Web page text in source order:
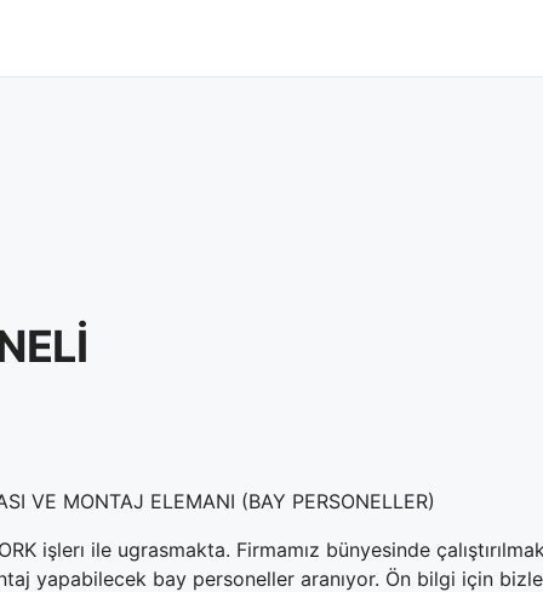
VE MONTAJ ELEMANI (BAY PERSONELLER)
işlerı ile ugrasmakta. Firmamız bünyesinde
yapabilecek bay personeller aranıyor. Ön bilgi için